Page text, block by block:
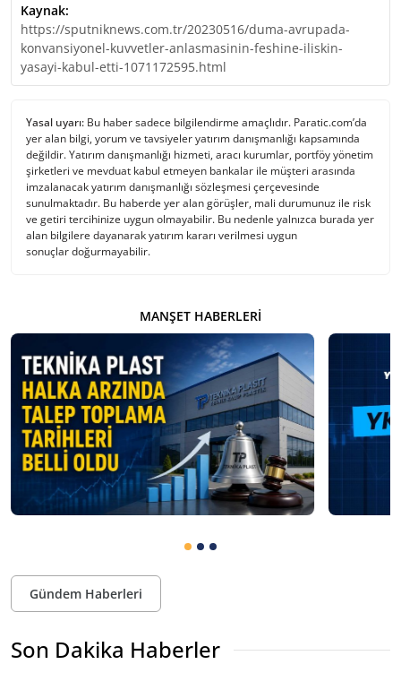
Kaynak:
https://sputniknews.com.tr/20230516/duma-avrupada-
konvansiyonel-kuvvetler-anlasmasinin-feshine-iliskin-
yasayi-kabul-etti-1071172595.html
Yasal uyarı: Bu haber sadece bilgilendirme amaçlıdır. Paratic.com’da
yer alan bilgi, yorum ve tavsiyeler yatırım danışmanlığı kapsamında
değildir. Yatırım danışmanlığı hizmeti, aracı kurumlar, portföy yönetim
şirketleri ve mevduat kabul etmeyen bankalar ile müşteri arasında
imzalanacak yatırım danışmanlığı sözleşmesi çerçevesinde
sunulmaktadır. Bu haberde yer alan görüşler, mali durumunuz ile risk
ve getiri tercihinize uygun olmayabilir. Bu nedenle yalnızca burada yer
alan bilgilere dayanarak yatırım kararı verilmesi uygun
sonuçlar doğurmayabilir.
MANŞET HABERLERI
Gündem Haberleri
Son Dakika Haberler